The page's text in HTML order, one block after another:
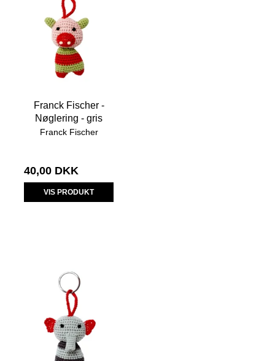
Franck Fischer -
Nøglering - gris
Franck Fischer
40,00 DKK
VIS PRODUKT